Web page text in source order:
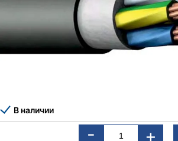
В наличии
- +